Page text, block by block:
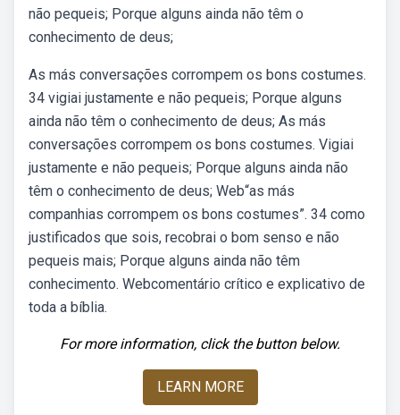
não pequeis; Porque alguns ainda não têm o
conhecimento de deus;
As más conversações corrompem os bons costumes.
34 vigiai justamente e não pequeis; Porque alguns
ainda não têm o conhecimento de deus; As más
conversações corrompem os bons costumes. Vigiai
justamente e não pequeis; Porque alguns ainda não
têm o conhecimento de deus; Web“as más
companhias corrompem os bons costumes”. 34 como
justificados que sois, recobrai o bom senso e não
pequeis mais; Porque alguns ainda não têm
conhecimento. Webcomentário crítico e explicativo de
toda a bíblia.
For more information, click the button below.
LEARN MORE